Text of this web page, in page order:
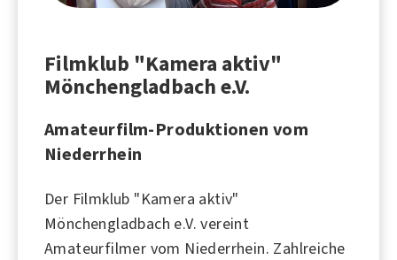
Filmklub "Kamera aktiv"
Mönchengladbach e.V.
Amateurfilm-Produktionen vom
Niederrhein
Der Filmklub "Kamera aktiv"
Mönchengladbach e.V. vereint
Amateurfilmer vom Niederrhein. Zahlreiche